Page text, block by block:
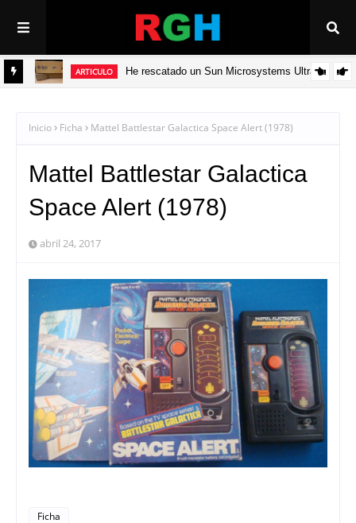
ARTICULO He rescatado un Sun Microsystems Ultra 5
Inicio Ficha Mattel Battlestar Galactica Space Alert (1978)
Mattel Battlestar Galactica
Space Alert (1978)
abril 24, 2017
Ficha